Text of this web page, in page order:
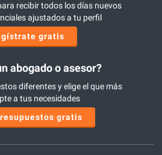
recibir todos los días nuevos
ajustados a tu perfil
gratis
abogado o asesor?
diferentes y elige el que más
a tus necesidades
gratis